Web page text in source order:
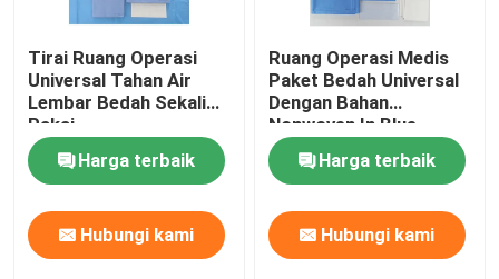
Tirai Ruang Operasi
Universal Tahan Air
Lembar Bedah Sekali
Pakai
Harga terbaik
Hubungi kami
Ruang Operasi Medis
Paket Bedah Universal
Dengan Bahan
Nonwoven In Blue
Harga terbaik
Hubungi kami